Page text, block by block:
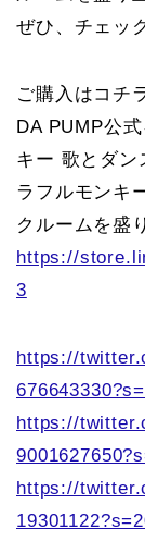
ぜひ、チェッ
ご購入はコチ
DA PUMP公
キー 歌とダン
ラフルモンキ
クルームを盛
https://
3
https://
https://
https://